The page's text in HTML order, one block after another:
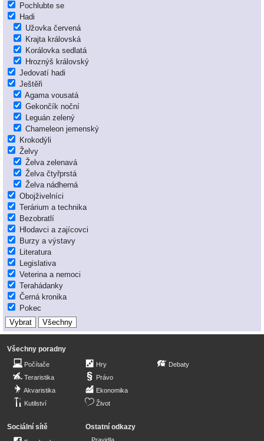
Pochlubte se
Hadi
Užovka červená
Krajta královská
Korálovka sedlatá
Hroznýš královský
Jedovatí hadi
Ještěři
Agama vousatá
Gekončík noční
Leguán zelený
Chameleon jemenský
Krokodýli
Želvy
Želva zelenavá
Želva čtyřprstá
Želva nádherná
Obojživelníci
Terárium a technika
Bezobratlí
Hlodavci a zajícovci
Burzy a výstavy
Literatura
Legislativa
Veterina a nemoci
Terahádanky
Černá kronika
Pokec
Všechny poradny
Počítače
Teraristika
Akvaristika
Kutilství
Hry
Právo
Ekonomika
Život
Debaty
Sociální sítě Ostatní odkazy